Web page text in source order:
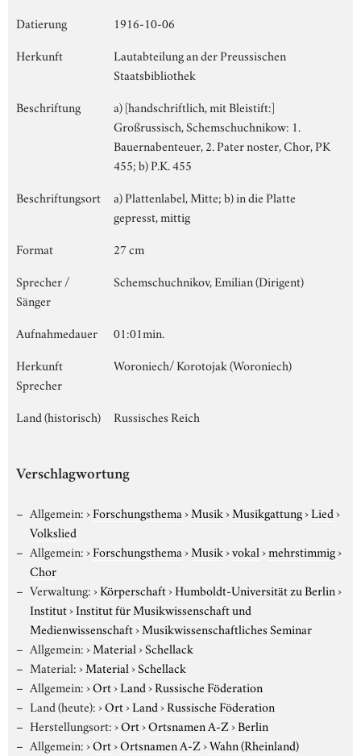
Datierung
1916-10-06
Herkunft
Lautabteilung an der Preussischen
Staatsbibliothek
Beschriftung
a) [handschriftlich, mit Bleistift:]
Großrussisch, Schemschuchnikow: 1.
Bauernabenteuer, 2. Pater noster, Chor, PK
455; b) P.K. 455
Beschriftungsort
a) Plattenlabel, Mitte; b) in die Platte
gepresst, mittig
Format
27 cm
Sprecher /
Sänger
Schemschuchnikov, Emilian (Dirigent)
Aufnahmedauer
01:01min.
Herkunft
Sprecher
Woroniech/ Korotojak (Woroniech)
Land (historisch) Russisches Reich
Verschlagwortung
Allgemein:›Forschungsthema›Musik›Musikgattung›Lied›
Volkslied
Allgemein:›Forschungsthema›Musik›vokal›mehrstimmig›
Chor
Verwaltung:›Körperschaft›Humboldt-Universität zu Berlin›
Institut›Institut für Musikwissenschaft und
Medienwissenschaft›Musikwissenschaftliches Seminar
Allgemein:›Material›Schellack
Material:›Material›Schellack
Allgemein:›Ort›Land›Russische Föderation
Land (heute):›Ort›Land›Russische Föderation
Herstellungsort:›Ort›Ortsnamen A-Z›Berlin
Allgemein:›Ort›Ortsnamen A-Z›Wahn (Rheinland)